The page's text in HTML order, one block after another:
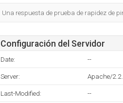
Una respuesta de prueba de rapidez de
Configuración del Servidor
Date: --
Server: Apache/
Last-Modified: --